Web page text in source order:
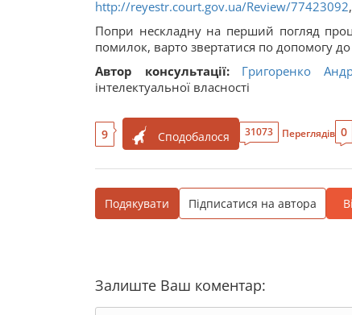
http://reyestr.court.gov.ua/Review/77423092,
Попри нескладну на перший погляд
помилок, варто звертатися по допомогу до
Автор консультації:
Григоренко
інтелектуальної власності
9 Сподобалося 31073 Переглядів 0
Подякувати Підписатися на автора
Залиште Ваш коментар: